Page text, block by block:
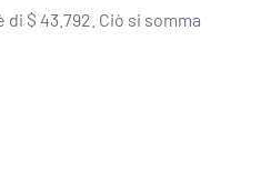
$ 43.792. Ciò si somma